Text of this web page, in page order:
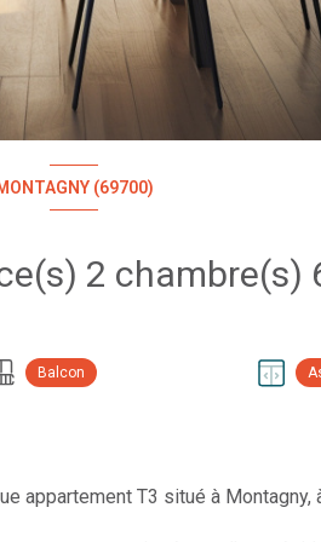
(69700)
Balcon
appartement T3 situé à